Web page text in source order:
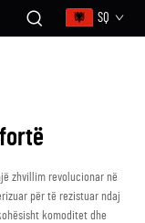
SQ
zhvillim revolucionar në
për të rezistuar ndaj
komoditet dhe